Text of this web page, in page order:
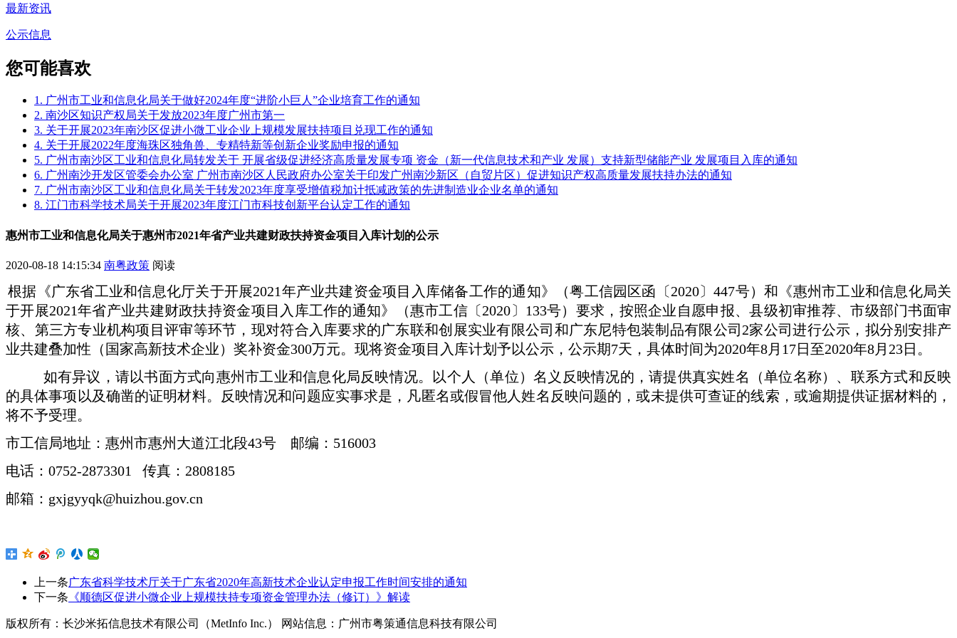
最新资讯
公示信息
您可能喜欢
1. 广州市工业和信息化局关于做好2024年度“进阶小巨人”企业培育工作的通知
2. 南沙区知识产权局关于发放2023年度广州市第一
3. 关于开展2023年南沙区促进小微工业企业上规模发展扶持项目兑现工作的通知
4. 关于开展2022年度海珠区独角兽、专精特新等创新企业奖励申报的通知
5. 广州市南沙区工业和信息化局转发关于 开展省级促进经济高质量发展专项 资金（新一代信息技术和产业 发展）支持新型储能产业 发展项目入库的通知
6. 广州南沙开发区管委会办公室 广州市南沙区人民政府办公室关于印发广州南沙新区（自贸片区）促进知识产权高质量发展扶持办法的通知
7. 广州市南沙区工业和信息化局关于转发2023年度享受增值税加计抵减政策的先进制造业企业名单的通知
8. 江门市科学技术局关于开展2023年度江门市科技创新平台认定工作的通知
惠州市工业和信息化局关于惠州市2021年省产业共建财政扶持资金项目入库计划的公示
2020-08-18 14:15:34 南粤政策 阅读
根据《广东省工业和信息化厅关于开展2021年产业共建资金项目入库储备工作的通知》（粤工信园区函〔2020〕447号）和《惠州市工业和信息化局关
于开展2021年省产业共建财政扶持资金项目入库工作的通知》（惠市工信〔2020〕133号）要求，按照企业自愿申报、县级初审推荐、市级部门书面审
核、第三方专业机构项目评审等环节，现对符合入库要求的广东联和创展实业有限公司和广东尼特包装制品有限公司2家公司进行公示，拟分别安排产
业共建叠加性（国家高新技术企业）奖补资金300万元。现将资金项目入库计划予以公示，公示期7天，具体时间为2020年8月17日至2020年8月23日。
如有异议，请以书面方式向惠州市工业和信息化局反映情况。以个人（单位）名义反映情况的，请提供真实姓名（单位名称）、联系方式和反映
的具体事项以及确凿的证明材料。反映情况和问题应实事求是，凡匿名或假冒他人姓名反映问题的，或未提供可查证的线索，或逾期提供证据材料的，
将不予受理。
市工信局地址：惠州市惠州大道江北段43号 邮编：516003
电话：0752-2873301 传真：2808185
邮箱：gxjgyyqk@huizhou.gov.cn
上一条广东省科学技术厅关于广东省2020年高新技术企业认定申报工作时间安排的通知
下一条 《顺德区促进小微企业上规模扶持专项资金管理办法（修订）》解读
版权所有：长沙米拓信息技术有限公司（MetInfo Inc.） 网站信息：广州市粤策通信息科技有限公司